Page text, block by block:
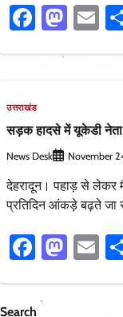
उत्तराखंड
सड़क हादसे में यूकेडी नेता
News Desk November
देहरादून। पहाड़ से
प्रतिदिन आंकड़े बढ़ते जा
Search